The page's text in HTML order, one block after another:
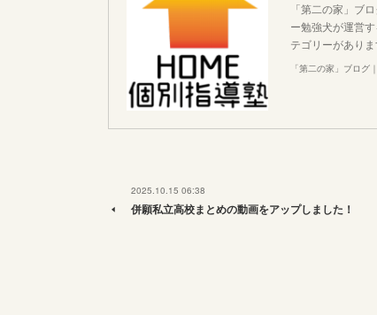
「第二の家」ブ
ー勉強犬が運営
テゴリーがあり
「第二の家」ブログ
2025.10.15 06:38
併願私立高校まとめの動画をアップしました！